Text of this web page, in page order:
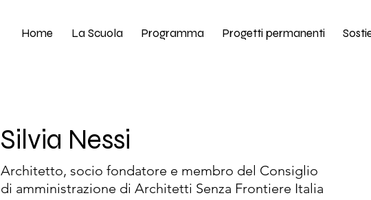
Home La Scuola Programma Progetti permanenti
Silvia Nessi
Architetto, socio fondatore e membro del Consiglio
di amministrazione di Architetti Senza Frontiere Italia